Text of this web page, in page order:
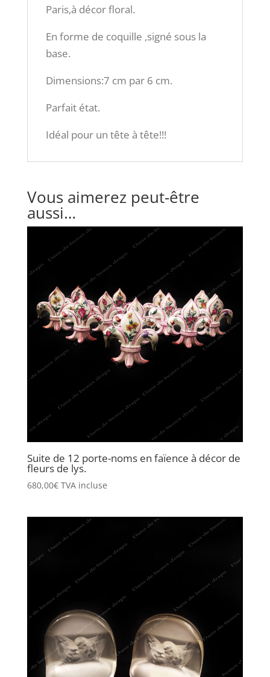
Paris,à décor floral.
En forme de coquille ,signé sous la
base.
Dimensions:7 cm par 6 cm.
Parfait état.
Idéal pour un tête à tête!!!
Vous aimerez peut-être
aussi…
Suite de 12 porte-noms en faïence à décor de
fleurs de lys.
680,00€ TVA incluse